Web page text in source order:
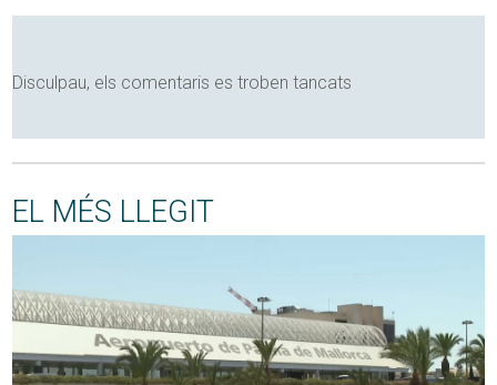
Disculpau, els comentaris es troben tancats
EL MÉS LLEGIT